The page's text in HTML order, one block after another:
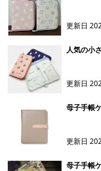
更新日
人気の小
更新日
母子手帳
更新日
母子手帳